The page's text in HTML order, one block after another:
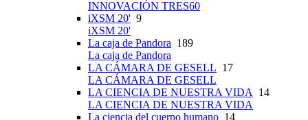
INNOVACIÓN TRES60
iXSM 20' 9
iXSM 20'
La caja de Pandora 189
La caja de Pandora
LA CÁMARA DE GESELL 17
LA CÁMARA DE GESELL
LA CIENCIA DE NUESTRA VIDA
14
LA CIENCIA DE NUESTRA VIDA
La ciencia del cuerpo humano 14